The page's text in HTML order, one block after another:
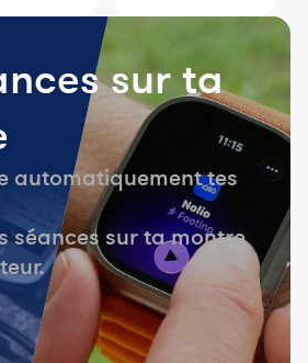
sur ta
automatiquement tes
séances sur ta montre